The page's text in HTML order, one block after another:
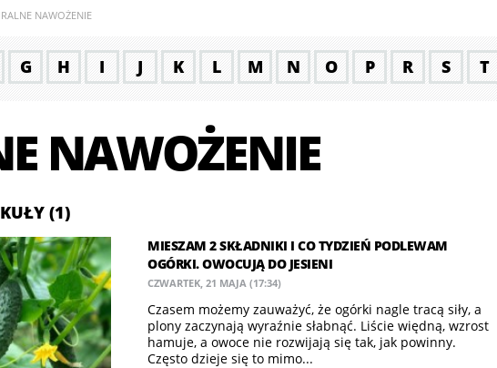
NAWOŻENIE
G H I J K L M N O P R S T
NAWOŻENIE
(1)
MIESZAM 2 SKŁADNIKI I CO TYDZIEŃ PODLEWAM
OGÓRKI. OWOCUJĄ DO JESIENI
CZWARTEK, 21 MAJA (17:34)
Czasem możemy zauważyć, że ogórki nagle tracą siły, a
plony zaczynają wyraźnie słabnąć. Liście więdną, wzrost
hamuje, a owoce nie rozwijają się tak, jak powinny.
Często dzieje się to mimo...